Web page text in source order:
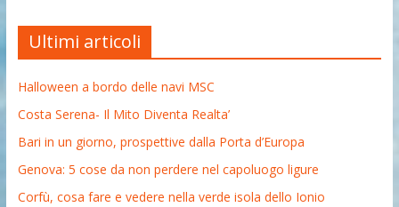
Ultimi articoli
Halloween a bordo delle navi MSC
Costa Serena- Il Mito Diventa Realta’
Bari in un giorno, prospettive dalla Porta d’Europa
Genova: 5 cose da non perdere nel capoluogo ligure
Corfù, cosa fare e vedere nella verde isola dello Ionio